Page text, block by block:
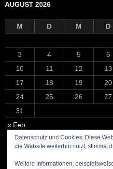
AUGUST 2026
M D M D
3
4 5 6
10
11 12 13
17
18 19 20
24
25 26 27
31
« Feb.
Datenschutz und Cookies: Diese
die Website weiterhin nutzt, stimmst
Weitere Informationen,